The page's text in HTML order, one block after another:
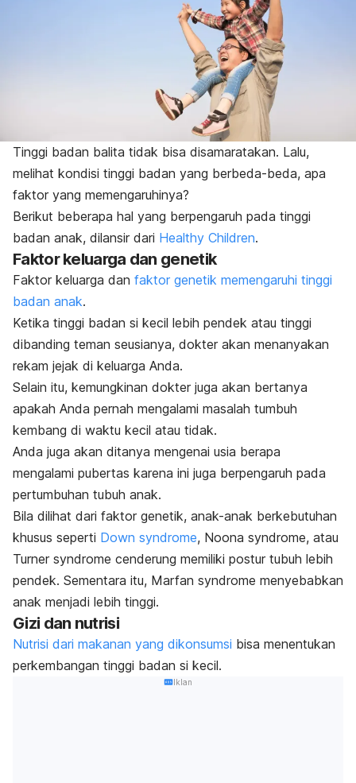
Tinggi badan balita tidak bisa disamaratakan. Lalu,
melihat kondisi tinggi badan yang berbeda-beda, apa
faktor yang memengaruhinya?
Berikut beberapa hal yang berpengaruh pada tinggi
badan anak, dilansir dari Healthy Children.
Faktor keluarga dan genetik
Faktor keluarga dan faktor genetik memengaruhi tinggi
badan anak.
Ketika tinggi badan si kecil lebih pendek atau tinggi
dibanding teman seusianya, dokter akan menanyakan
rekam jejak di keluarga Anda.
Selain itu, kemungkinan dokter juga akan bertanya
apakah Anda pernah mengalami masalah tumbuh
kembang di waktu kecil atau tidak.
Anda juga akan ditanya mengenai usia berapa
mengalami pubertas karena ini juga berpengaruh pada
pertumbuhan tubuh anak.
Bila dilihat dari faktor genetik, anak-anak berkebutuhan
khusus seperti Down syndrome, Noona syndrome, atau
Turner syndrome cenderung memiliki postur tubuh lebih
pendek. Sementara itu, Marfan syndrome menyebabkan
anak menjadi lebih tinggi.
Gizi dan nutrisi
Nutrisi dari makanan yang dikonsumsi bisa menentukan
perkembangan tinggi badan si kecil.
Iklan